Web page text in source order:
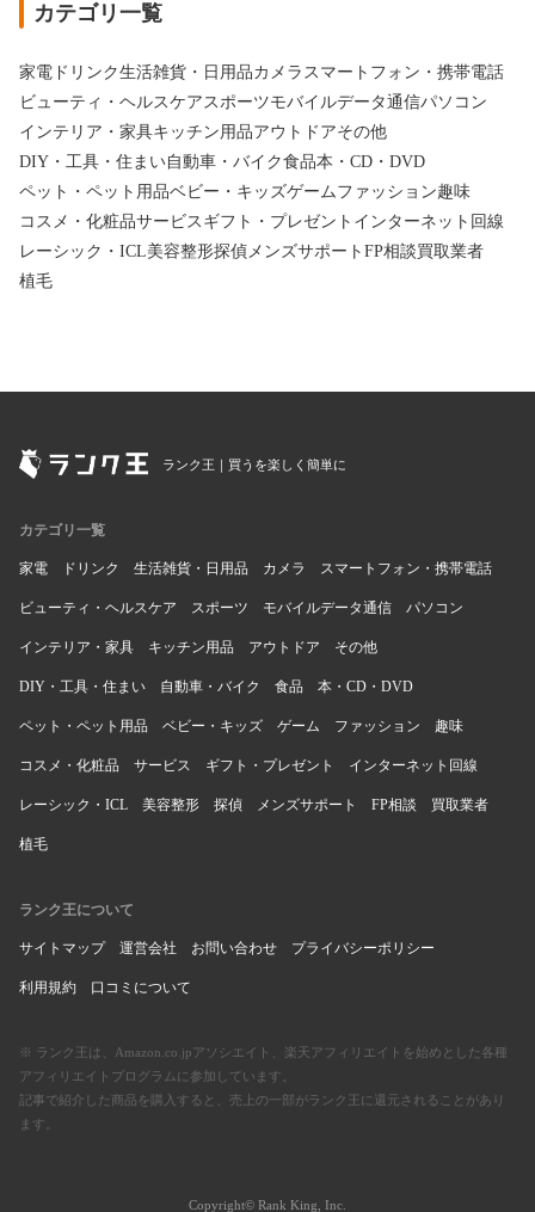
カテゴリ一覧
家電 ドリンク生活雑貨・日用品カメラ スマートフォン・携帯電話
ビューティ・ヘルスケアスポーツモバイルデータ通信パソコン
インテリア・家具キッチン用品アウトドアその他
DIY・工具・住まい自動車・バイク食品本・CD・DVD
ペット・ペット用品ベビー・キッズゲームファッション趣味
コスメ・化粧品サービス ギフト・プレゼント インターネット回線
レーシック・ICL美容整形探偵メンズサポート FP相談買取業者
植毛
ランク王｜買うを楽しく簡単に
カテゴリ一覧
家電 ドリンク 生活雑貨・日用品 カメラ スマートフォン・携帯電話
ビューティ・ヘルスケア スポーツ モバイルデータ通信 パソコン
インテリア・家具 キッチン用品 アウトドア その他
DIY・工具・住まい 自動車・バイク 食品 本・CD・DVD
ペット・ペット用品 ベビー・キッズ ゲーム ファッション 趣味
コスメ・化粧品 サービス ギフト・プレゼント インターネット回線
レーシック・ICL 美容整形 探偵 メンズサポート FP相談 買取業者
植毛
ランク王について
サイトマップ 運営会社 お問い合わせ プライバシーポリシー
利用規約 口コミについて
※ ランク王は、Amazon.co.jpアソシエイト、楽天アフィリエイトを始めとした各種
アフィリエイトプログラムに参加しています。
記事で紹介した商品を購入すると、売上の一部がランク王に還元されることがあり
ます。
Copyright© Rank King, Inc.